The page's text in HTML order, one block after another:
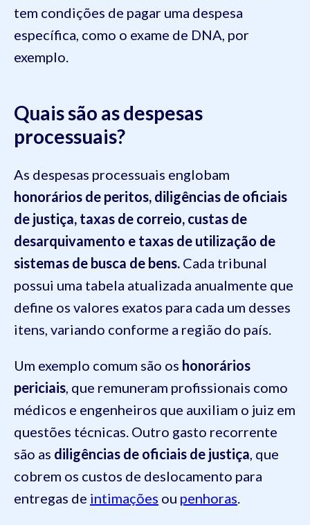
tem condições de pagar uma despesa
específica, como o exame de DNA, por
exemplo.
Quais são as despesas
processuais?
As despesas processuais englobam
honorários de peritos, diligências de oficiais
de justiça, taxas de correio, custas de
desarquivamento e taxas de utilização de
sistemas de busca de bens. Cada tribunal
possui uma tabela atualizada anualmente que
define os valores exatos para cada um desses
itens, variando conforme a região do país.
Um exemplo comum são os honorários
periciais, que remuneram profissionais como
médicos e engenheiros que auxiliam o juiz em
questões técnicas. Outro gasto recorrente
são as diligências de oficiais de justiça, que
cobrem os custos de deslocamento para
entregas de intimações ou penhoras.